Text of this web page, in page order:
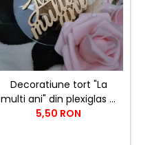
Decoratiune tort "La
multi ani" din plexiglas si
lemn
5,50 RON